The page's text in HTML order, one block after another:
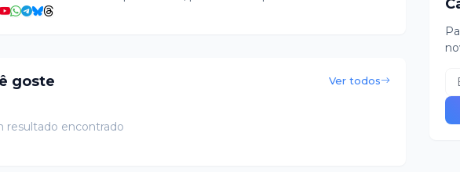
goste Ver todos
resultado encontrado